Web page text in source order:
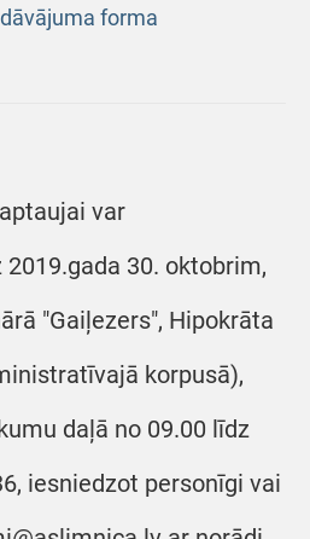
forma
var
30. oktobrim,
"Gaiļezers", Hipokrāta
korpusā),
daļā no 09.00 līdz
iesniedzot personīgi vai